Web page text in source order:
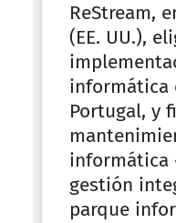
ReStream,
(EE. UU.),
informática
Portugal, y
informática
gestión
parque